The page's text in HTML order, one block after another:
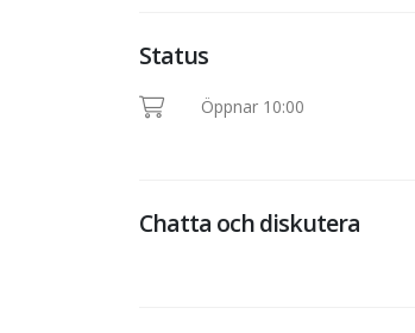
Status
Öppnar 10:00
Chatta och diskutera